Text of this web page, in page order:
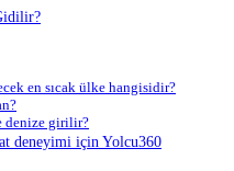
en sıcak ülke hangisidir?
denize girilir?
deneyimi için Yolcu360